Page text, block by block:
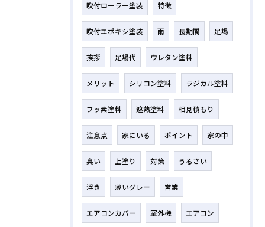
吹付ローラー塗装 特徴
吹付エポキシ塗装 雨 長期間 足場
挨拶 足場代 ウレタン塗料
メリット シリコン塗料 ラジカル塗料
フッ素塗料 遮熱塗料 相見積もり
注意点 家にいる ポイント 家の中
臭い 上塗り 対策 うるさい
浮き 薄いグレー 営業
エアコンカバー 室外機 エアコン